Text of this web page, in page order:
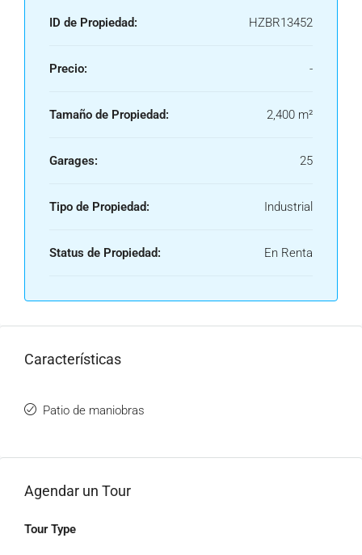
ID de Propiedad: HZBR13452
Precio: -
Tamaño de Propiedad: 2,400 m²
Garages: 25
Tipo de Propiedad: Industrial
Status de Propiedad: En Renta
Características
Patio de maniobras
Agendar un Tour
Tour Type